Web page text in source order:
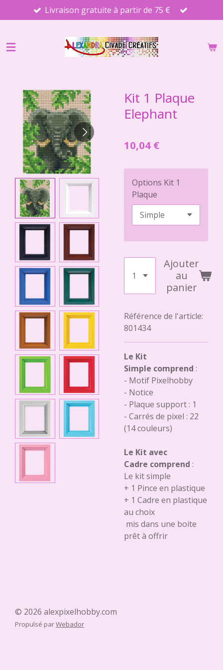
au
principal
Livraison gratuite à partir de 75 €
Kit 1 Plaque
Elephant
10,04 €
Options Kit 1
Plaque
Ajouter
au
panier
Référence de l'article:
801434
Le Kit
Simple comprend :
- Motif Pixelhobby
- Notice
- Plaque support : 1
- Carrés de pixel : 22
(14 couleurs)
Le Kit avec
Cadre comprend :
Le kit simple
+ 1 Pince en plastique
+ 1 Cadre en plastique
au choix
mis dans une boite
prêt à offrir
© 2026 alexpixelhobby.com
Propulsé parWebador